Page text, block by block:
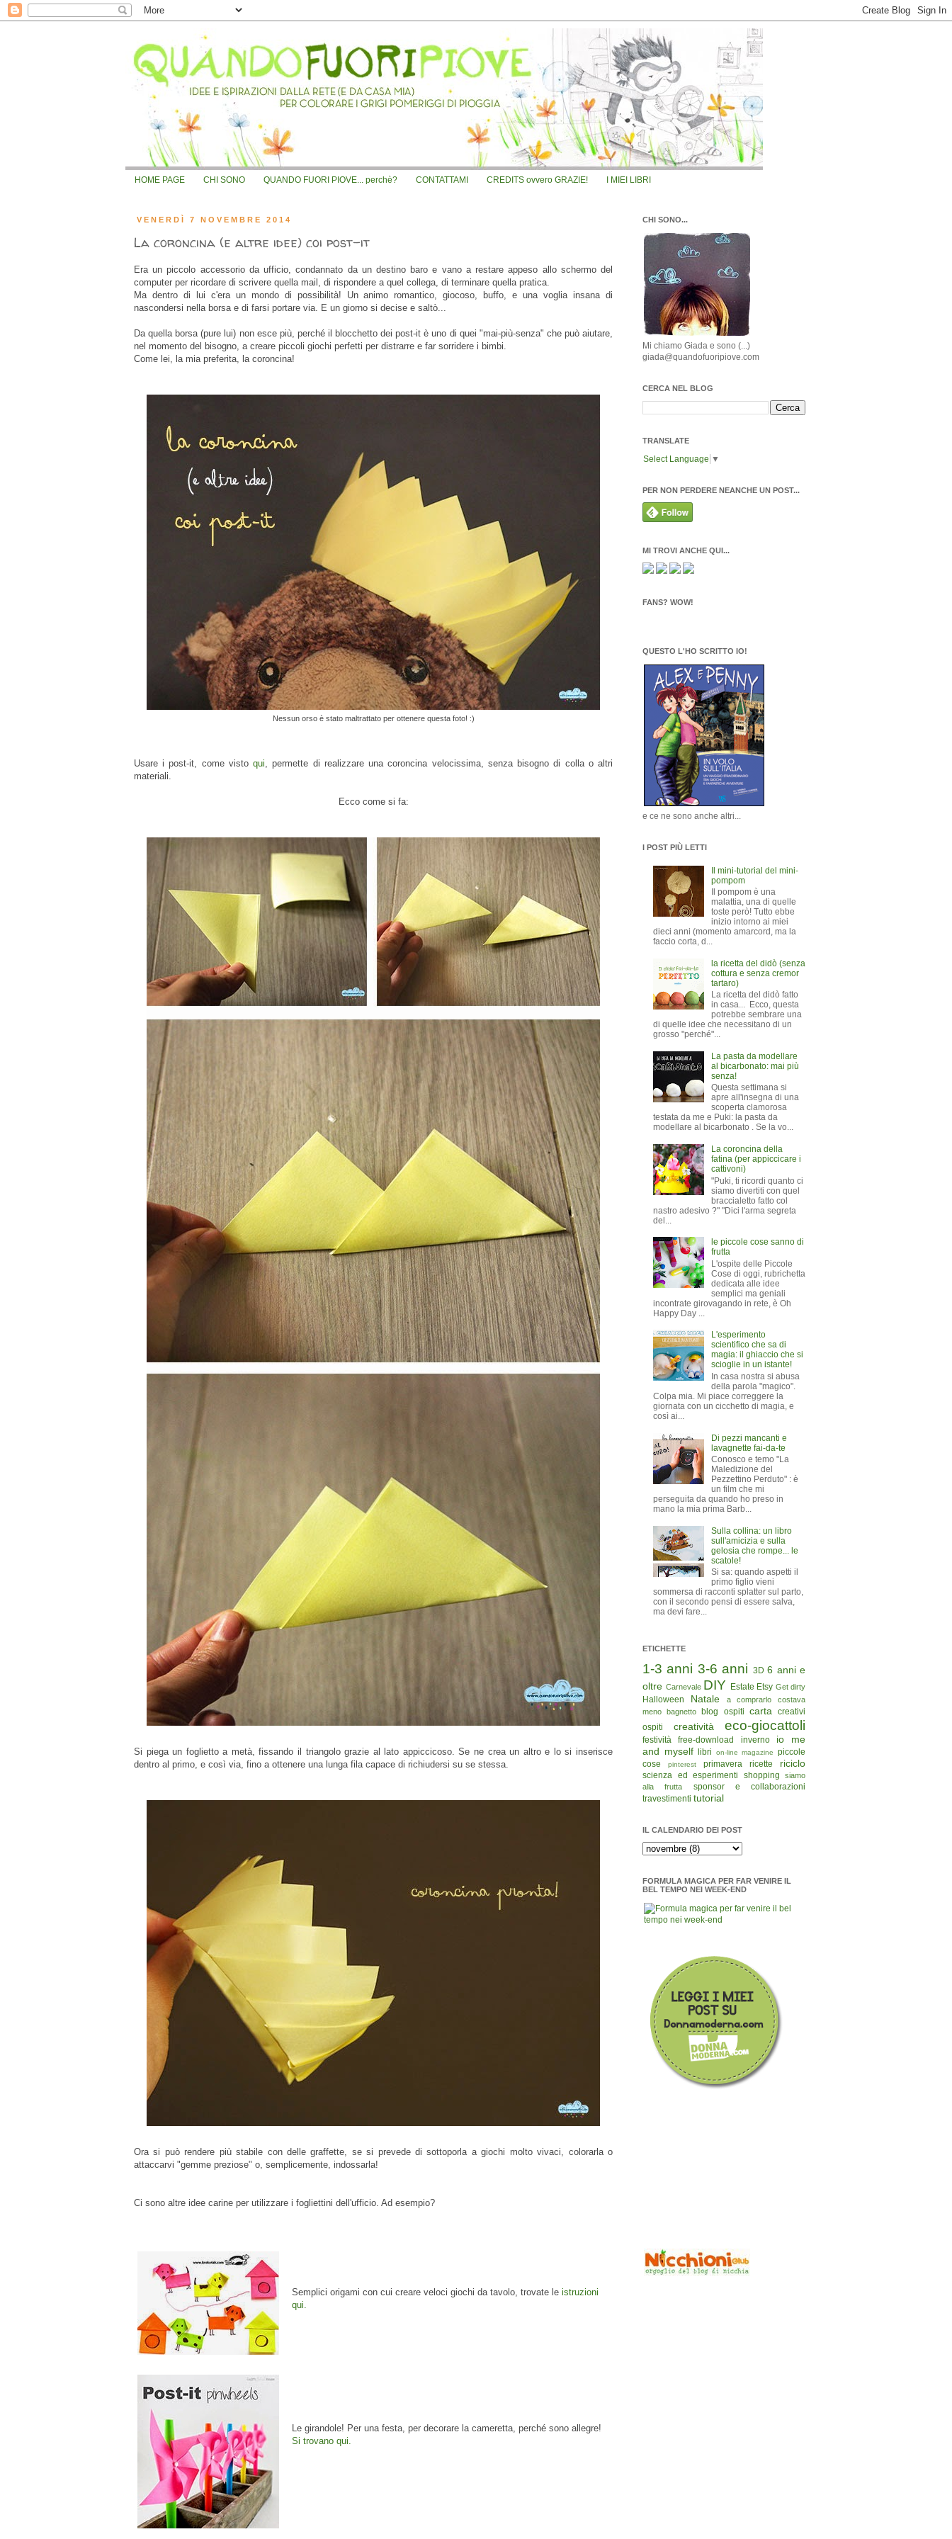
HOME PAGE CHI SONO QUANDO FUORI PIOVE... perchè? CONTATTAMI CREDITS ovvero GRAZIE! I MIEI LIBRI
VENERDÌ 7 NOVEMBRE 2014
La coroncina (e altre idee) coi post-it
Era un piccolo accessorio da ufficio, condannato da un destino baro e vano a restare appeso allo schermo del
computer per ricordare di scrivere quella mail, di rispondere a quel collega, di terminare quella pratica.
Ma dentro di lui c'era un mondo di possibilità! Un animo romantico, giocoso, buffo, e una voglia insana di
nascondersi nella borsa e di farsi portare via. E un giorno si decise e saltò...
Da quella borsa (pure lui) non esce più, perché il blocchetto dei post-it è uno di quei "mai-più-senza" che può aiutare,
nel momento del bisogno, a creare piccoli giochi perfetti per distrarre e far sorridere i bimbi.
Come lei, la mia preferita, la coroncina!
Nessun orso è stato maltrattato per ottenere questa foto! :)
Usare i post-it, come vistoqui , permette di realizzare una coroncina velocissima, senza bisogno di colla o altri
materiali.
Ecco come si fa:
Si piega un foglietto a metà, fissando il triangolo grazie al lato appiccicoso. Se ne crea un altro e lo si inserisce
dentro al primo, e così via, fino a ottenere una lunga fila capace di richiudersi su se stessa.
Ora si può rendere più stabile con delle graffette, se si prevede di sottoporla a giochi molto vivaci, colorarla o
attaccarvi "gemme preziose" o, semplicemente, indossarla!
Ci sono altre idee carine per utilizzare i fogliettini dell'ufficio. Ad esempio?
Semplici origami con cui creare veloci giochi da tavolo, trovate leistruzioni
qui.
Le girandole! Per una festa, per decorare la cameretta, perché sono allegre!
Si trovano qui.
CHI SONO...
Mi chiamo Giada e sono (...)
giada@quandofuoripiove.com
CERCA NEL BLOG
TRANSLATE
Select Language ▼
PER NON PERDERE NEANCHE UN POST...
MI TROVI ANCHE QUI...
FANS? WOW!
QUESTO L'HO SCRITTO IO!
e ce ne sono anche altri...
I POST PIÙ LETTI
Il mini-tutorial del mini-
pompom
Il pompom è una
malattia, una di quelle
toste però! Tutto ebbe
inizio intorno ai miei
dieci anni (momento amarcord, ma la
faccio corta, d...
la ricetta del didò (senza
cottura e senza cremor
tartaro)
La ricetta del didò fatto
in casa... Ecco, questa
potrebbe sembrare una
di quelle idee che necessitano di un
grosso "perché"...
La pasta da modellare
al bicarbonato: mai più
senza!
Questa settimana si
apre all'insegna di una
scoperta clamorosa
testata da me e Puki: la pasta da
modellare al bicarbonato . Se la vo...
La coroncina della
fatina (per appiccicare i
cattivoni)
"Puki, ti ricordi quanto ci
siamo divertiti con quel
braccialetto fatto col
nastro adesivo ?" "Dici l'arma segreta
del...
le piccole cose sanno di
frutta
L'ospite delle Piccole
Cose di oggi, rubrichetta
dedicata alle idee
semplici ma geniali
incontrate girovagando in rete, è Oh
Happy Day ...
L'esperimento
scientifico che sa di
magia: il ghiaccio che si
scioglie in un istante!
In casa nostra si abusa
della parola "magico".
Colpa mia. Mi piace correggere la
giornata con un cicchetto di magia, e
così ai...
Di pezzi mancanti e
lavagnette fai-da-te
Conosco e temo "La
Maledizione del
Pezzettino Perduto" : è
un film che mi
perseguita da quando ho preso in
mano la mia prima Barb...
Sulla collina: un libro
sull'amicizia e sulla
gelosia che rompe... le
scatole!
Si sa: quando aspetti il
primo figlio vieni
sommersa di racconti splatter sul parto,
con il secondo pensi di essere salva,
ma devi fare...
ETICHETTE
1-3 anni 3-6 anni 3D 6 anni e
oltre Carnevale DIY Estate Etsy Get dirty
Halloween Natale
a comprarlo costava
meno
bagnetto blog ospiti carta
creativi
ospiti
creatività eco-giocattoli
festività free-download inverno
io me
and myself libri on-line magazine
piccole
cose
pinterest primavera ricette riciclo
scienza ed esperimenti shopping
siamo
alla frutta
sponsor e collaborazioni
travestimenti tutorial
IL CALENDARIO DEI POST
FORMULA MAGICA PER FAR VENIRE IL
BEL TEMPO NEI WEEK-END